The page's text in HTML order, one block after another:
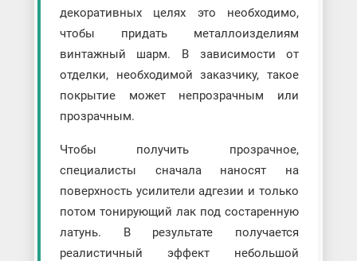
декоративных целях это необходимо,
чтобы придать металлоизделиям
винтажный шарм. В зависимости от
отделки, необходимой заказчику, такое
покрытие может непрозрачным или
прозрачным.
Чтобы получить прозрачное,
специалисты сначала наносят на
поверхность усилители адгезии и только
потом тонирующий лак под состаренную
латунь. В результате получается
реалистичный эффект небольшой